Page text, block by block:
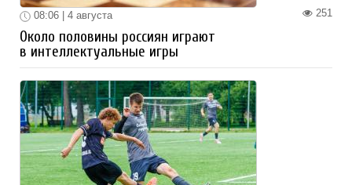
251
08:06 | 4 августа
Около половины россиян играют
в интеллектуальные игры